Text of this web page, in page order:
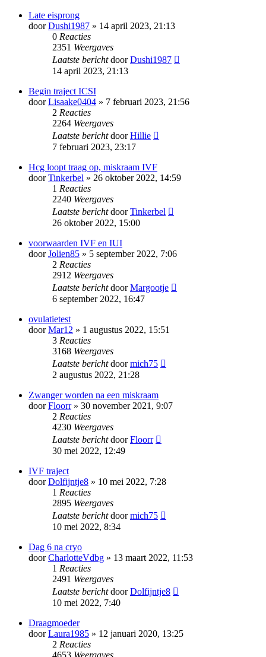
Late eisprong
doorDushi1987 » 14 april 2023, 21:13
0 Reacties
2351 Weergaves
Laatste berichtdoorDushi1987
14 april 2023, 21:13
Begin traject ICSI
doorLisaake0404 » 7 februari 2023, 21:56
2 Reacties
2264 Weergaves
Laatste berichtdoorHillie
7 februari 2023, 23:17
Hcg loopt traag op, miskraam IVF
doorTinkerbel » 26 oktober 2022, 14:59
1 Reacties
2240 Weergaves
Laatste berichtdoorTinkerbel
26 oktober 2022, 15:00
voorwaarden IVF en IUI
doorJolien85 » 5 september 2022, 7:06
2 Reacties
2912 Weergaves
Laatste berichtdoorMargootje
6 september 2022, 16:47
ovulatietest
doorMar12 » 1 augustus 2022, 15:51
3 Reacties
3168 Weergaves
Laatste berichtdoormich75
2 augustus 2022, 21:28
Zwanger worden na een miskraam
doorFloorr» 30 november 2021, 9:07
2 Reacties
4230 Weergaves
Laatste berichtdoorFloorr
30 mei 2022, 12:49
IVF traject
doorDolfijntje8 » 10 mei 2022, 7:28
1 Reacties
2895 Weergaves
Laatste berichtdoormich75
10 mei 2022, 8:34
Dag 6 na cryo
doorCharlotteVdbg » 13 maart 2022, 11:53
1 Reacties
2491 Weergaves
Laatste berichtdoorDolfijntje8
10 mei 2022, 7:40
Draagmoeder
doorLaura1985 » 12 januari 2020, 13:25
2 Reacties
4653 Weergaves